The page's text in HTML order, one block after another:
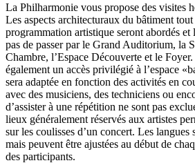
La Philharmonie vous propose des visites
Les aspects architecturaux du bâtiment
programmation artistique seront abordés et
pas de passer par le Grand Auditorium, la
Chambre, l’Espace Découverte et le
également un accès privilégié à l’espace
sera adaptée en fonction des activités en
avec des musiciens, des techniciens ou
d’assister à une répétition ne sont pas
lieux généralement réservés aux artistes
sur les coulisses d’un concert. Les langues
mais peuvent être ajustées au début de
des participants.